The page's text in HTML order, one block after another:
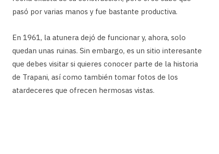
pasó por varias manos y fue bastante productiva.
En 1961, la atunera dejó de funcionar y, ahora, solo
quedan unas ruinas. Sin embargo, es un sitio interesante
que debes visitar si quieres conocer parte de la historia
de Trapani, así como también tomar fotos de los
atardeceres que ofrecen hermosas vistas.